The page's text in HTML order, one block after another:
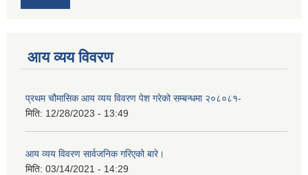
आय व्यय विवरण
प्रथम चौमासिक आय व्यय विवरण पेश गरेको सम्बन्धमा २०८०८१-
मिति: 12/28/2023 - 13:49
आय व्यय विवरण सार्वजनिक गरिएको बारे।
मिति: 03/14/2021 - 14:29